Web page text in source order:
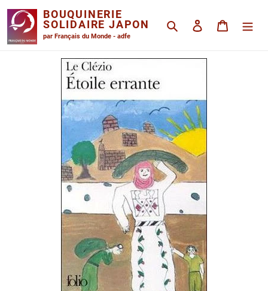
Passer
contenu
BOUQUINERIE
SOLIDAIRE JAPON
par Français du Monde - adfe
RechercherSe connecter
Panier